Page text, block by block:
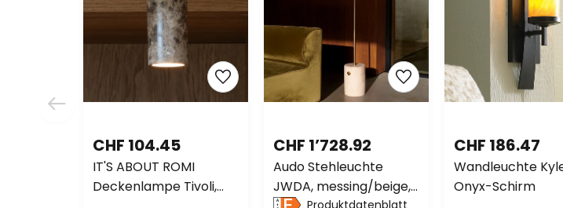
CHF 104.45
IT'S ABOUT ROMI
Deckenlampe Tivoli,
CHF 1’728.92
Audo Stehleuchte
JWDA, messing/beige,
Produktdatenblatt
CHF 186.47
Wandleuchte
Onyx-Schirm